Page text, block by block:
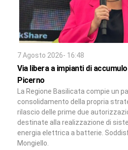
7 Agosto 2026- 16:48
Via libera a impianti di
Picerno
La Regione Basilicata compie un
consolidamento della propria
rilascio delle prime due
destinate alla realizzazione di
energia elettrica a batterie.
Mongiello.